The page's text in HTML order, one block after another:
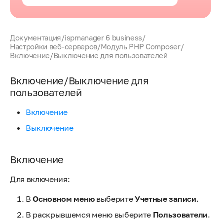
Документация/ispmanager 6 business/
Настройки веб-серверов/Модуль PHP Composer/
Включение/Выключение для пользователей
Включение/Выключение для
пользователей
Включение
Выключение
Включение
Для включения:
ВОсновном меню выберитеУчетные записи.
В раскрывшемся меню выберите Пользователи.